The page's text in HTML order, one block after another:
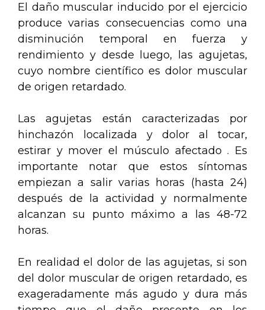
El daño muscular inducido por el ejercicio
produce varias consecuencias como una
disminución temporal en fuerza y
rendimiento y desde luego, las agujetas,
cuyo nombre científico es dolor muscular
de origen retardado.
Las agujetas están caracterizadas por
hinchazón localizada y dolor al tocar,
estirar y mover el músculo afectado . Es
importante notar que estos síntomas
empiezan a salir varias horas (hasta 24)
después de la actividad y normalmente
alcanzan su punto máximo a las 48-72
horas.
En realidad el dolor de las agujetas, si son
del dolor muscular de origen retardado, es
exageradamente más agudo y dura más